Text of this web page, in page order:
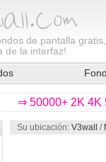
de pantalla
de la interfaz!
⇒ 50000+ 2K 4K
Su ubicación: V3wall /